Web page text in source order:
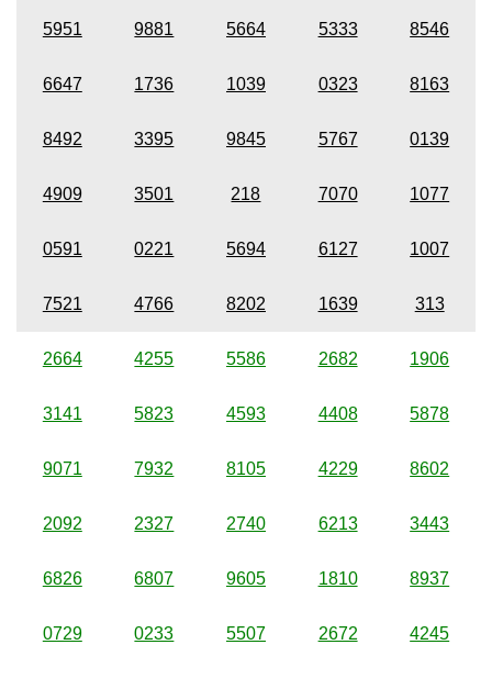
5951 9881 5664 5333 8546
6647 1736 1039 0323 8163
8492 3395 9845 5767 0139
4909 3501 218 7070 1077
0591 0221 5694 6127 1007
7521 4766 8202 1639 313
2664 4255 5586 2682 1906
3141 5823 4593 4408 5878
9071 7932 8105 4229 8602
2092 2327 2740 6213 3443
6826 6807 9605 1810 8937
0729 0233 5507 2672 4245